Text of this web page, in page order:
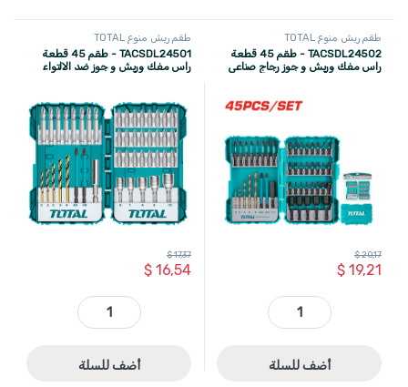
طقم ريش منوع TOTAL
TACSDL24502 - طقم 45 قطعة
راس مفك وريش و جوز رجاج صناعي
$19,21
$20,17
TACSDL24502 - طقم 45 قطعة راس مفك وريش و جوز رجاج صناعي TOTAL quantity
أضف للسلة
طقم ريش منوع TOTAL
TACSDL24501 - طقم 45 قطعة
راس مفك وريش و جوز ضد الالتواء
$16,54
$17,37
TACSDL24501 - طقم 45 قطعة راس مفك وريش و جوز ضد الالتواء صناعي TOTAL quantity
أضف للسلة